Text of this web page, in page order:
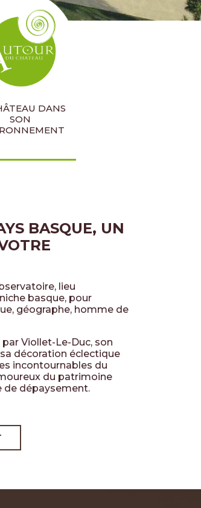
DANS
SON
BASQUE, UN
lieu
basque, pour
géographe, homme de
Viollet-Le-Duc, son
décoration éclectique
incontournables du
du patrimoine
de dépaysement.